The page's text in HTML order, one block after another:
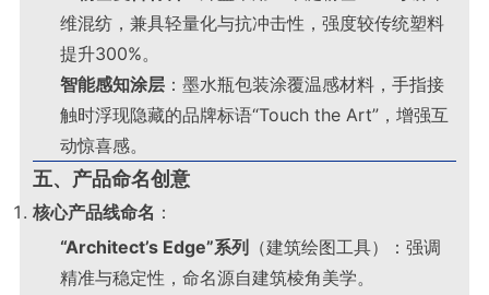
维混纺，兼具轻量化与抗冲击性，强度较传统塑料
提升300%。
智能感知涂层 ：墨水瓶包装涂覆温感材料，手指接
触时浮现隐藏的品牌标语“Touch the Art”，增强互
动惊喜感。
五、产品命名创意
核心产品线命名 ：
“Architect’s Edge”系列 （建筑绘图工具）：强调
精准与稳定性，命名源自建筑棱角美学。